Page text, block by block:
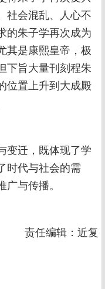
社会混乱、人心不
的朱子学再次成为
其是康熙皇帝，极
下旨大量刊刻程朱
位置上升到大成殿
变迁，既体现了学
时代与社会的需
与传播。
责任编辑：近复